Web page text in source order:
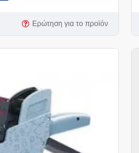
Ερώτηση για το προϊόν